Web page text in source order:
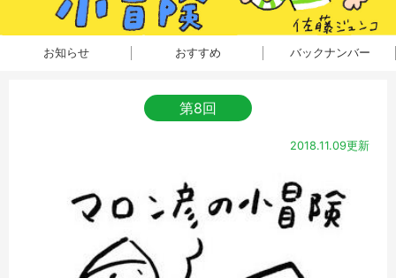
お知らせ おすすめ バックナンバー
第8回
2018.11.09更新